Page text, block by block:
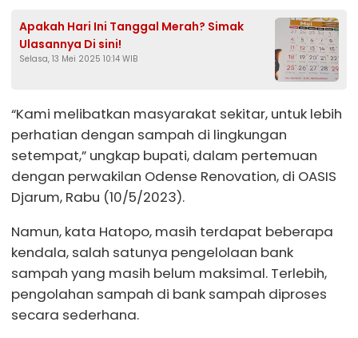
Apakah Hari Ini Tanggal Merah? Simak
Ulasannya Di sini!
Selasa, 13 Mei 2025 10:14 WIB
“Kami melibatkan masyarakat sekitar, untuk lebih
perhatian dengan sampah di lingkungan
setempat,” ungkap bupati, dalam pertemuan
dengan perwakilan Odense Renovation, di OASIS
Djarum, Rabu (10/5/2023).
Namun, kata Hatopo, masih terdapat beberapa
kendala, salah satunya pengelolaan bank
sampah yang masih belum maksimal. Terlebih,
pengolahan sampah di bank sampah diproses
secara sederhana.